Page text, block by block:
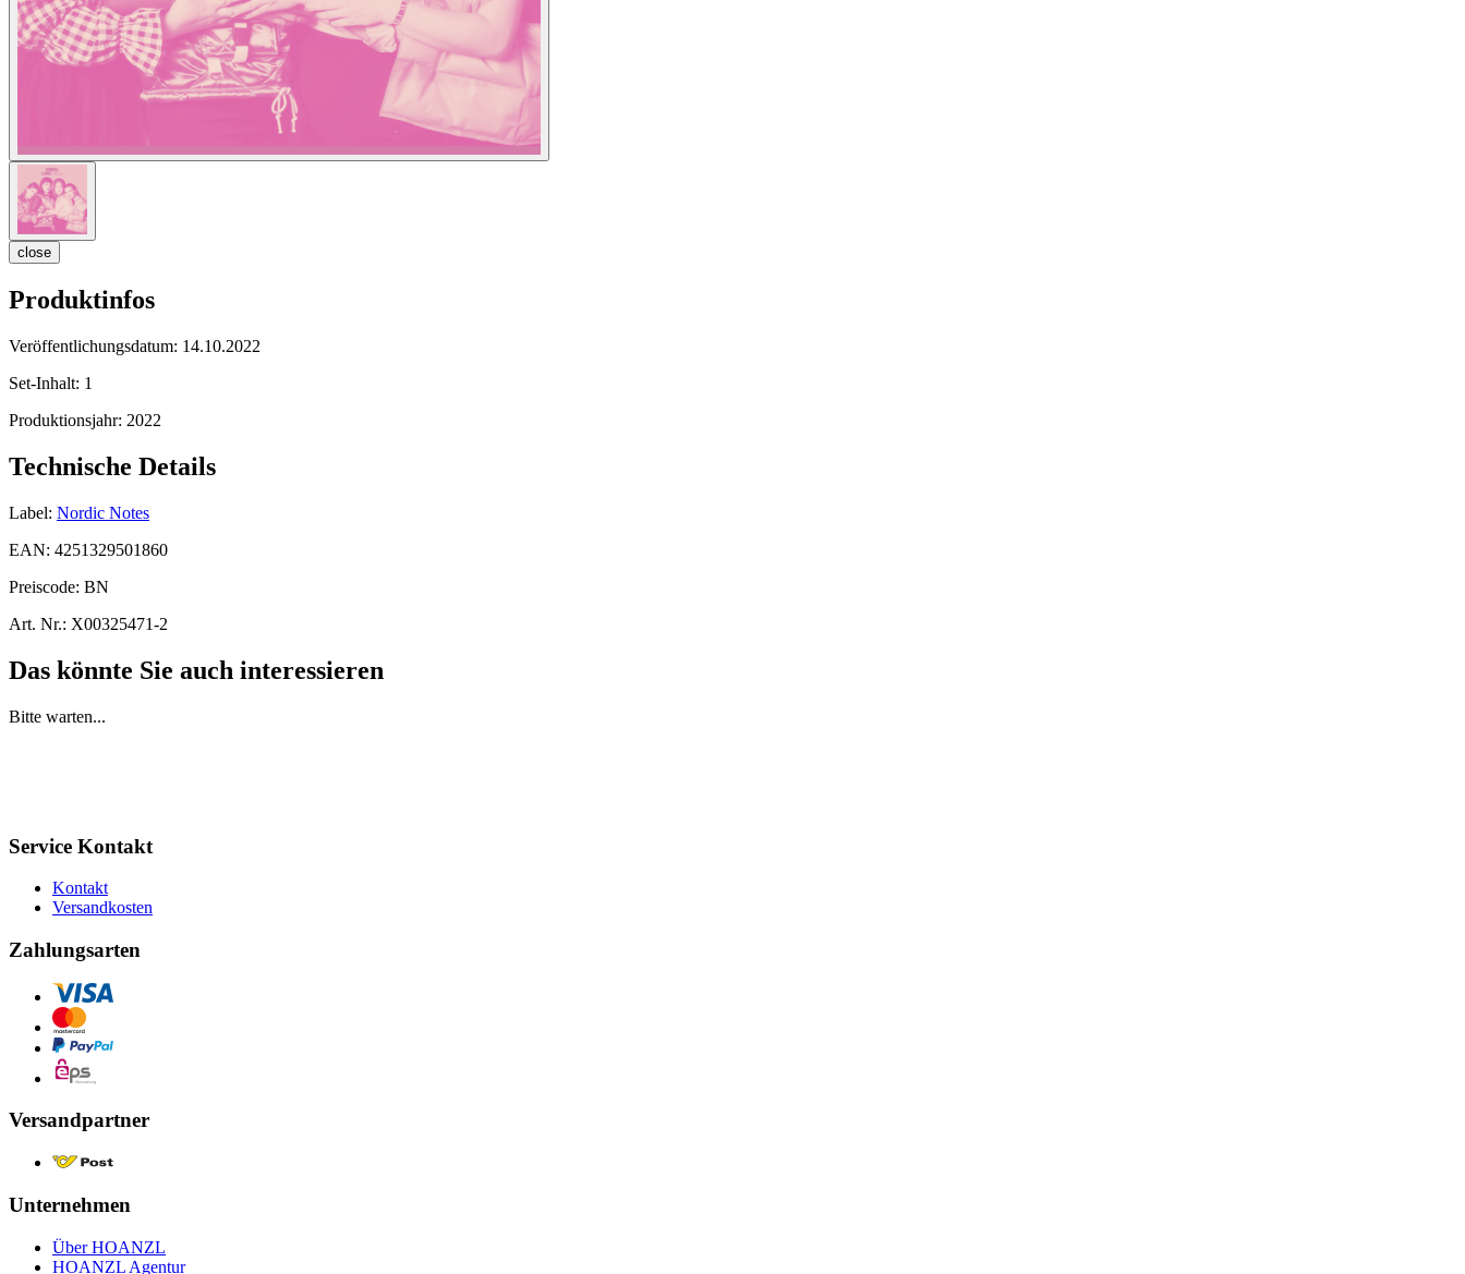
close
Produktinfos
Veröffentlichungsdatum: 14.10.2022
Set-Inhalt: 1
Produktionsjahr: 2022
Technische Details
Label: Nordic Notes
EAN: 4251329501860
Preiscode: BN
Art. Nr.: X00325471-2
Das könnte Sie auch interessieren
Bitte warten...
Service Kontakt
Kontakt
Versandkosten
Zahlungsarten
Versandpartner
Unternehmen
Über HOANZL
HOANZL Agentur